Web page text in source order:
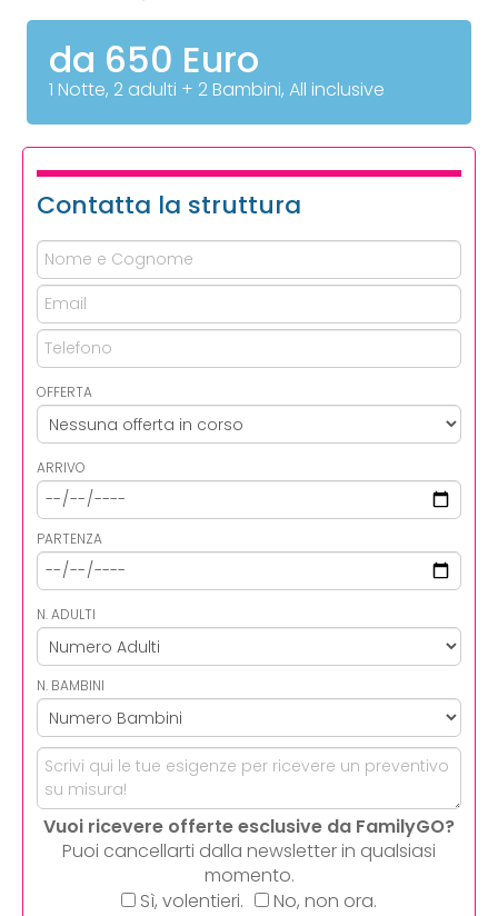
da 650 Euro
1 Notte, 2 adulti + 2 Bambini, All inclusive
Contatta la struttura
OFFERTA
ARRIVO
PARTENZA
N. ADULTI
N. BAMBINI
Vuoi ricevere offerte esclusive da FamilyGO?
Puoi cancellarti dalla newsletter in qualsiasi
momento.
Sì, volentieri.
No, non ora.